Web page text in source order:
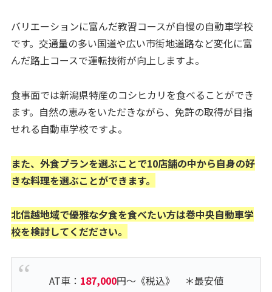
バリエーションに富んだ教習コースが自慢の自動車学校
です。交通量の多い国道や広い市街地道路など変化に富
んだ路上コースで運転技術が向上しますよ。
食事面では新潟県特産のコシヒカリを食べることができ
ます。自然の恵みをいただきながら、免許の取得が目指
せれる自動車学校ですよ。
また、外食プランを選ぶことで10店舗の中から自身の好
きな料理を選ぶことができます。
北信越地域で優雅な夕食を食べたい方は巻中央自動車学
校を検討してくだださい。
AT車： 187,000円～《税込》 ＊最安値